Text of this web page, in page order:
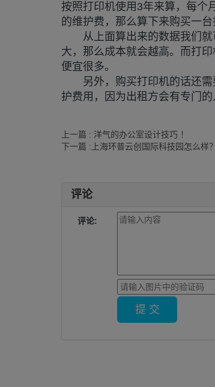
按照打印机使用3年来算，每个
的维护费，那么算下来购买一
从上面算出来的数据我们就
大，那么成本就会越高。而打
便宜很多。
另外，购买打印机的话还需
护费用，因为出租方会有专门
上一篇 : 洋气的办公室设计技巧 ！
下一篇 :上海环普云创国际科技园怎么样？
评论
评论: